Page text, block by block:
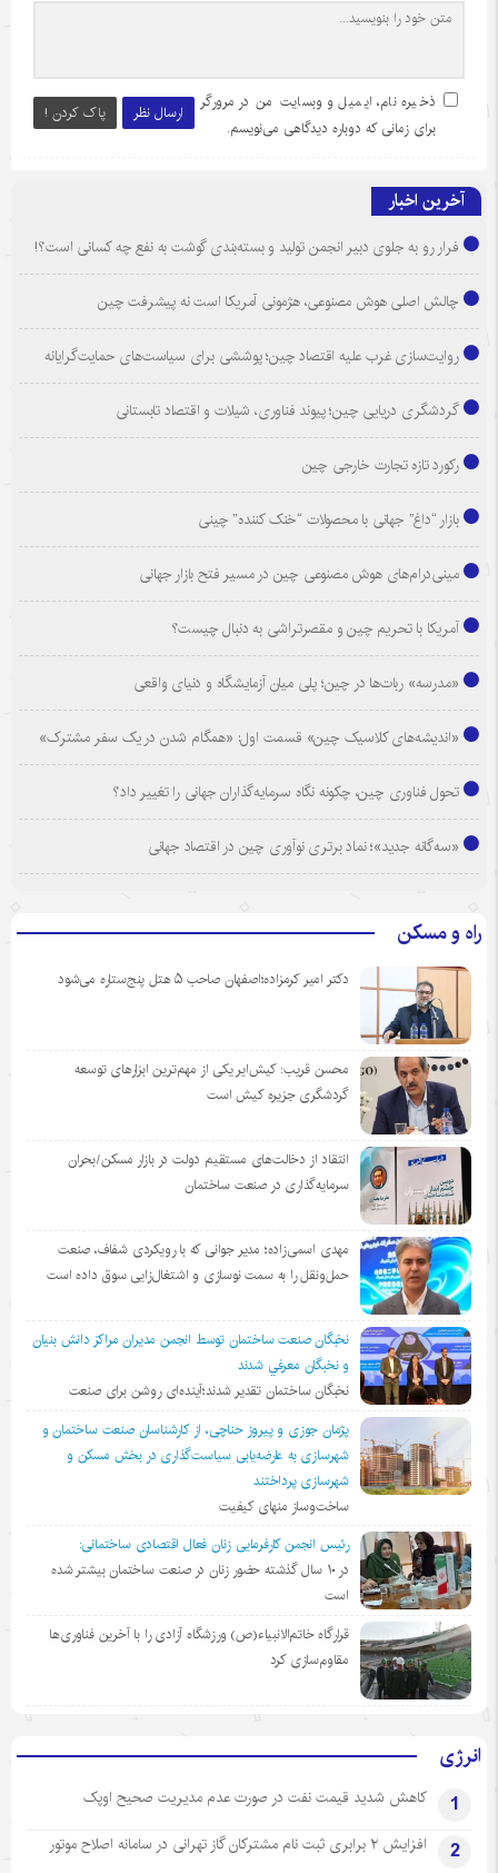
ارسال نظر پاک کردن !
ذخیره نام، ایمیل و وبسایت من در مرورگر
برای زمانی که دوباره دیدگاهی می‌نویسم.
آخرین اخبار
فرار رو به جلوی دبیر انجمن تولید و بسته‌بندی گوشت به نفع چه کسانی است؟!
چالش اصلی هوش مصنوعی، هژمونی آمریکا است نه پیشرفت چین
روایت‌سازی غرب علیه اقتصاد چین؛ پوششی برای سیاست‌های حمایت‌گرایانه
گردشگری دریایی چین؛ پیوند فناوری، شیلات و اقتصاد تابستانی
رکورد تازه تجارت خارجی چین
بازار “داغ” جهانی با محصولات “خنک کننده” چینی
مینی‌درام‌های هوش مصنوعی چین در مسیر فتح بازار جهانی
آمریکا با تحریم چین و مقصرتراشی به دنبال چیست؟
«مدرسه» ربات‌ها در چین؛ پلی میان آزمایشگاه و دنیای واقعی
«اندیشه‌های کلاسیک چین» قسمت اول: «همگام شدن در یک سفر مشترک»
تحول فناوری چین، چکونه نگاه سرمایه‌گذاران جهانی را تغییر داد؟
«سه‌گانه جدید»؛ نماد برتری نوآوری چین در اقتصاد جهانی
راه و مسکن
دکتر امیر کرمزاده؛اصفهان صاحب ۵ هتل پنج‌ستاره می‌شود
محسن قریب: کیش‌ایر یکی از مهم‌ترین ابزارهای توسعه
گردشگری جزیره کیش است
انتقاد از دخالت‌های مستقیم دولت در بازار مسکن/بحران
سرمایه‌گذاری در صنعت ساختمان
مهدی اسمی‌زاده؛ مدیر جوانی که با رویکردی شفاف، صنعت
حمل‌ونقل را به سمت نوسازی و اشتغال‌زایی سوق داده است
نخبگان صنعت ساختمان توسط انجمن مديران مراكز دانش بنيان
و نخبگان معرفي شدند
نخبگان ساختمان تقدیر شدند؛آینده‌ای روشن برای صنعت
پژمان جوزی و پیروز حناچی، از کارشناسان صنعت ساختمان و
شهرسازی به عارضه‌یابی سیاست‌گذاری در بخش مسکن و
شهرسازی پرداختند
ساخت‌وساز منهای کیفیت
رئیس انجمن کارفرمایی زنان فعال اقتصادی ساختمانی:
در ١٠ سال گذشته حضور زنان در صنعت ساختمان بیشتر شده
است
قرارگاه خاتم‌الانبیاء(ص) ورزشگاه آزادی را با آخرین فناوری‌ها
مقاوم‌سازی کرد
انرژی
1 کاهش شدید قیمت نفت در صورت عدم مدیریت صحیح اوپک
2 افزایش ۲ برابری ثبت نام مشترکان گاز تهرانی‌ در سامانه اصلاح موتور